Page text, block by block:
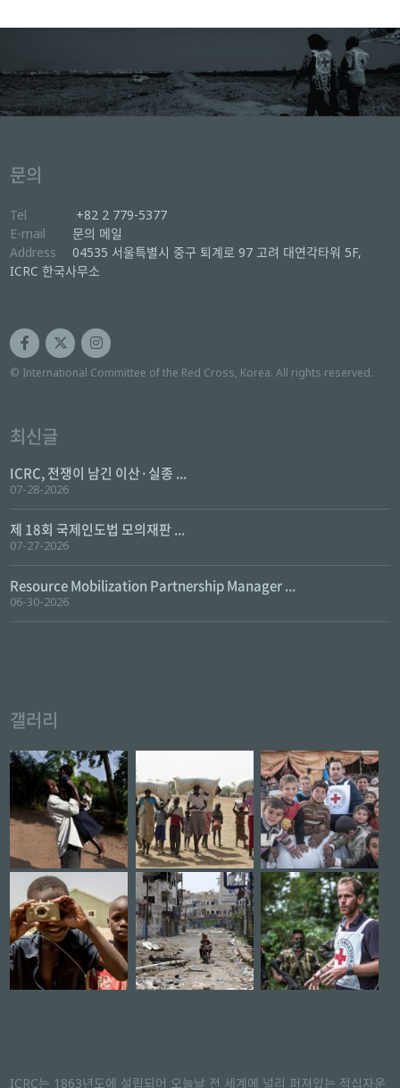
문의
Tel
+82 2 779-5377
E-mail
문의 메일
Address
04535 서울특별시 중구 퇴계로 97 고려 대연각타워 5F,
ICRC 한국사무소
© International Committee of the Red Cross, Korea. All rights reserved.
최신글
ICRC, 전쟁이 남긴 이산·실종 ...
07-28-2026
제 18회 국제인도법 모의재판 ...
07-27-2026
Resource Mobilization Partnership Manager ...
06-30-2026
갤러리
ICRC는 1863년도에 설립되어 오늘날 전 세계에 널리 퍼져있는 적십자운